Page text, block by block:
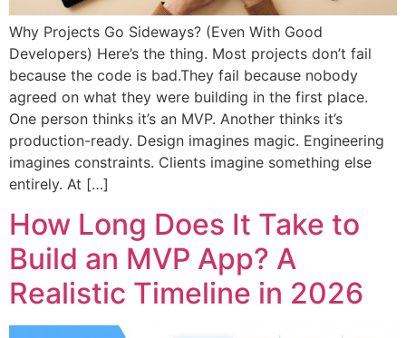
Why Projects Go Sideways? (Even With Good
Developers) Here’s the thing. Most projects don’t fail
because the code is bad.They fail because nobody
agreed on what they were building in the first place.
One person thinks it’s an MVP. Another thinks it’s
production-ready. Design imagines magic. Engineering
imagines constraints. Clients imagine something else
entirely. At […]
How Long Does It Take to
Build an MVP App? A
Realistic Timeline in 2026